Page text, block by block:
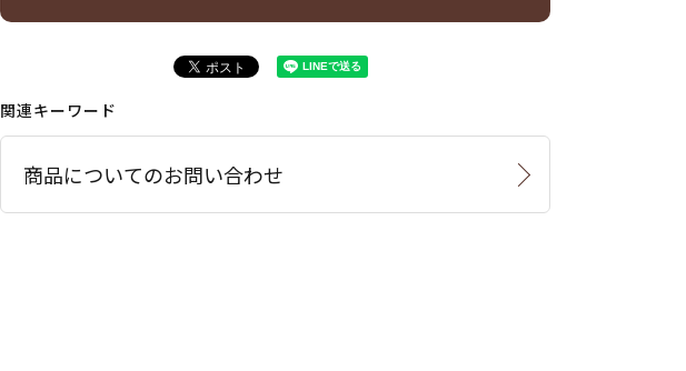
関連キーワード
商品についてのお問い合わせ